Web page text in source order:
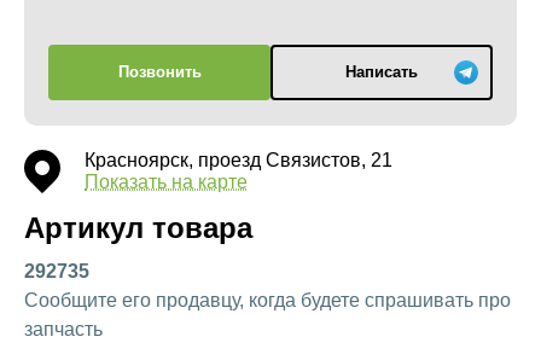
Позвонить Написать
Красноярск, проезд Связистов, 21
Показать на карте
Артикул товара
292735
Сообщите его продавцу, когда будете спрашивать про
запчасть